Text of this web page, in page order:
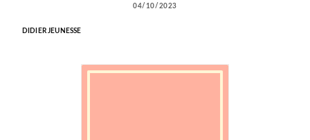
04/10/2023
DIDIER JEUNESSE